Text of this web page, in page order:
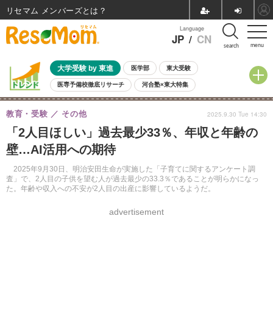
menu
Language
JP / CN search
大学受験 by 東進 医学部 東大受験
医専予備校徹底リサーチ 河合塾×東大特集
親子で考える大学選び 高校受験 中学受験 小学校受験
共通テスト 夏休み
8月開催イベント・WS 全国公立高校 過去問 人気記事
自由研究教材（小学生向け） 自由研究教材（中学生向け）
「2人目ほしい」過去最少33％、年収と年齢の
壁…AI活用への期待
2025年9月30日、明治安田生命が実施した「子育てに関するアンケート調
査」で、2人目の子供を望む人が過去最少の33.3％であることが明らかになっ
た。年齢や収入への不安が2人目の出産に影響しているようだ。
教育・受験 その他
advertisement
2025.9.30 Tue 14:30
リセマム メンバーズ